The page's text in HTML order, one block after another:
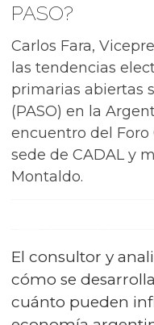
PASO?
Carlos Fara,
las tendencias
primarias abiertas
(PASO) en la
encuentro del Foro
sede de CADAL y
Montaldo.
El consultor y
cómo se
cuánto pueden